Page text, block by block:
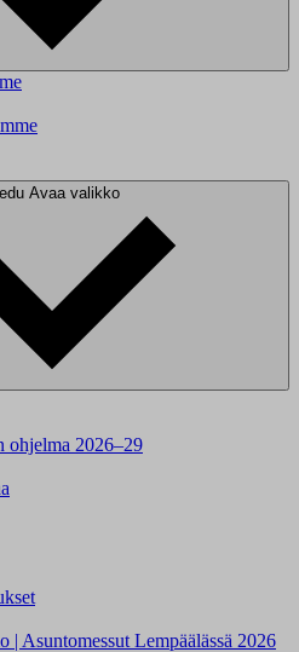
Avaa valikko
ohjelma 2026–29
| Asuntomessut Lempäälässä 2026